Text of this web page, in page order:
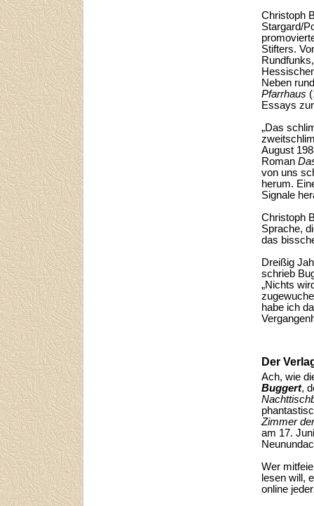
Christoph
Stargard/
Stifters.
Neben
Pfarrhaus
Essays
„Das
August
Roman
von uns
herum.
Signale
Christoph
Sprache,
das
Dreißig
schrieb
„Nichts
habe ich
Der
Ach, wie
Buggert,
Zimmer
am 17.
Wer
lesen will,
online